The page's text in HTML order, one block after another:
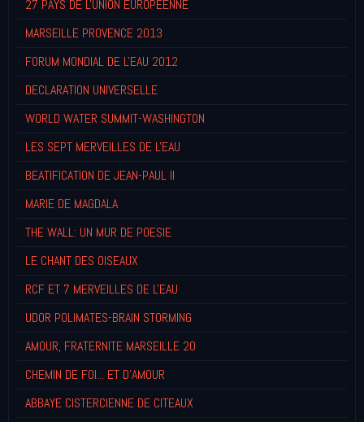
27 PAYS DE L'UNION EUROPEENNE
MARSEILLE PROVENCE 2013
FORUM MONDIAL DE L'EAU 2012
DECLARATION UNIVERSELLE
WORLD WATER SUMMIT-WASHINGTON
LES SEPT MERVEILLES DE L'EAU
BEATIFICATION DE JEAN-PAUL II
MARIE DE MAGDALA
THE WALL: UN MUR DE POESIE
LE CHANT DES OISEAUX
RCF ET 7 MERVEILLES DE L'EAU
UDOR POLIMATES-BRAIN STORMING
AMOUR, FRATERNITE MARSEILLE 20
CHEMIN DE FOI... ET D'AMOUR
ABBAYE CISTERCIENNE DE CITEAUX